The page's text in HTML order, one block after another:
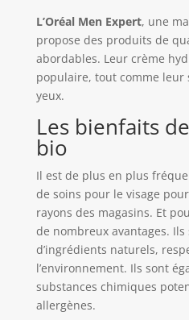
L’Oréal Men Expert, une
propose des produits de
abordables. Leur crème
populaire, tout comme
yeux.
Les bienfaits
bio
Il est de plus en plus
de soins pour le visage
rayons des magasins. Et
de nombreux avantages.
d’ingrédients naturels,
l’environnement. Ils sont
substances chimiques
allergènes.